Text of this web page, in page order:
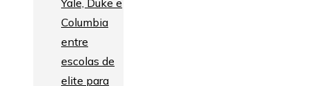
Yale, Duke e
Columbia
entre
escolas de
elite para